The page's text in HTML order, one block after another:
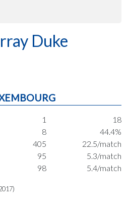
Duke
1
18
8
44.4%
405
22.5/match
95
5.3/match
98 5.4/match